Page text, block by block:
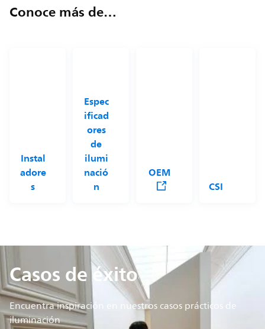
Conoce más de…
Instal
adore
s
Espec
ificad
ores
de
ilumi
nació
n
OEM
CSI
Casos de éxito
Encuentra inspiración en nuestros casos prácticos de
iluminación